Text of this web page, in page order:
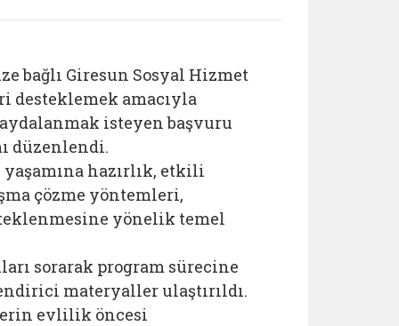
bağlı Giresun Sosyal Hizmet
desteklemek amacıyla
isteyen başvuru
düzenlendi.
hazırlık, etkili
çözme yöntemleri,
yönelik temel
sorarak program sürecine
materyaller ulaştırıldı.
evlilik öncesi